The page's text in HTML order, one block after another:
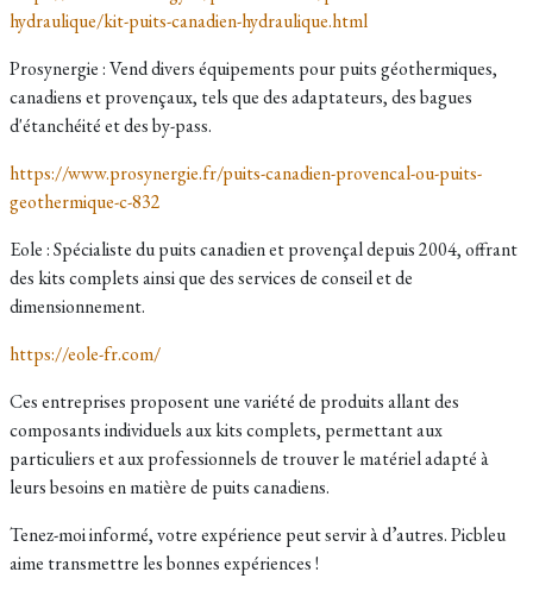
hydraulique/kit-puits-canadien-hydraulique.html
Prosynergie : Vend divers équipements pour puits géothermiques,
canadiens et provençaux, tels que des adaptateurs, des bagues
d'étanchéité et des by-pass.
https://www.prosynergie.fr/puits-canadien-provencal-ou-puits-
geothermique-c-832
Eole : Spécialiste du puits canadien et provençal depuis 2004, offrant
des kits complets ainsi que des services de conseil et de
dimensionnement.
https://eole-fr.com/
Ces entreprises proposent une variété de produits allant des
composants individuels aux kits complets, permettant aux
particuliers et aux professionnels de trouver le matériel adapté à
leurs besoins en matière de puits canadiens.
Tenez-moi informé, votre expérience peut servir à d’autres. Picbleu
aime transmettre les bonnes expériences !